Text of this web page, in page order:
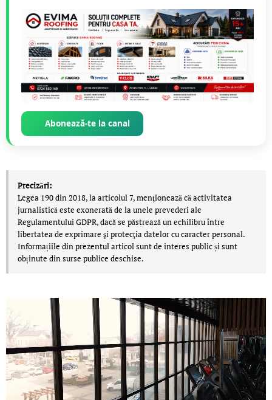
Abonează-te la canal
Precizări:
Legea 190 din 2018, la articolul 7, menţionează că activitatea
jurnalistică este exonerată de la unele prevederi ale
Regulamentului GDPR, dacă se păstrează un echilibru între
libertatea de exprimare şi protecţia datelor cu caracter personal.
Informațiile din prezentul articol sunt de interes public și sunt
obținute din surse publice deschise.